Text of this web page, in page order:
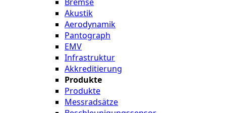
Akustik
Aerodynamik
Pantograph
EMV
Infrastruktur
Akkreditierung
Produkte
Produkte
Messradsätze